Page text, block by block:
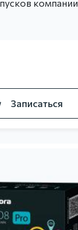
компании.
Записаться